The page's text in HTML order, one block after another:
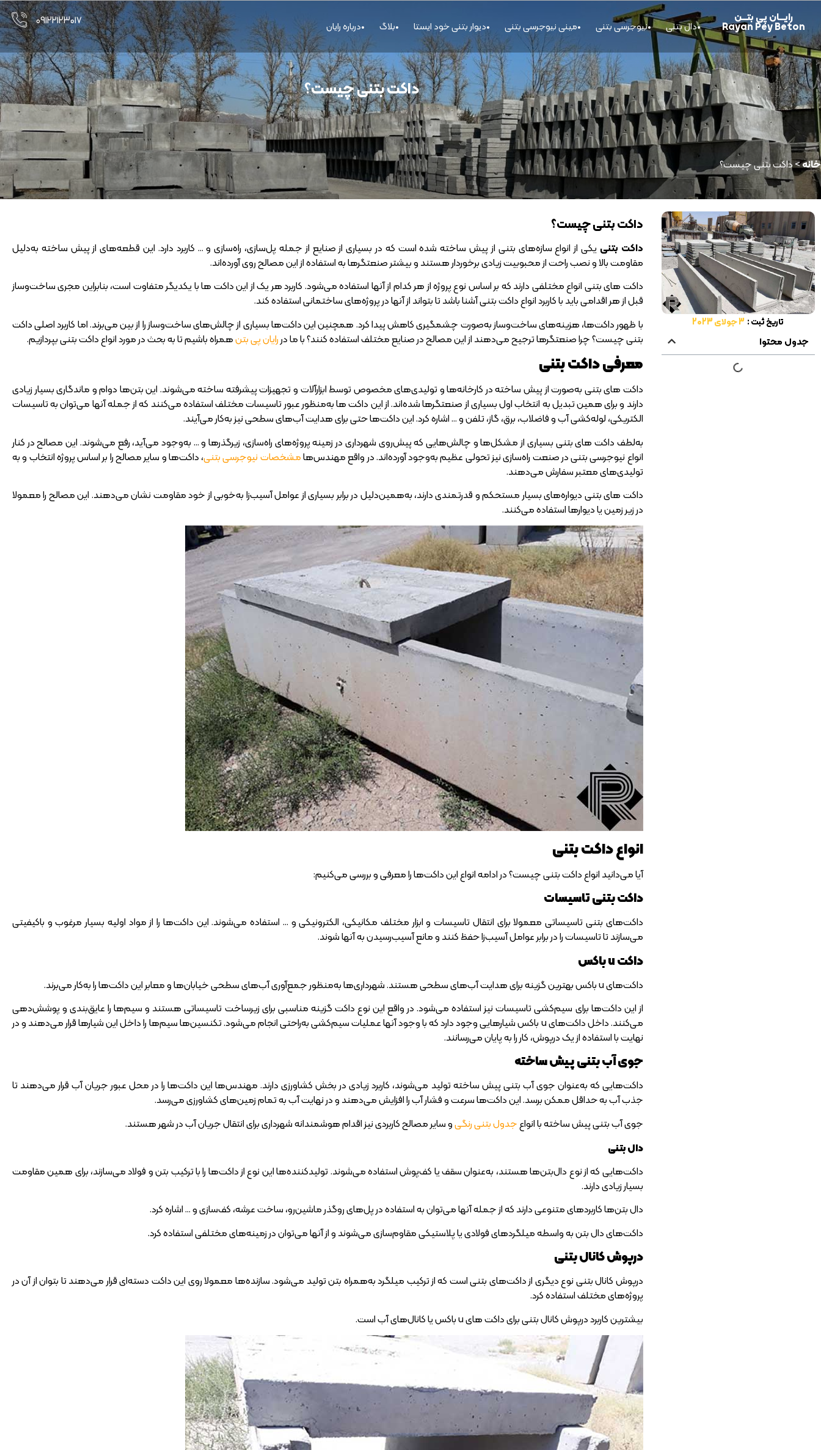
رایــــان پی بتــــن
Rayan Pey Beton دال بتنی نیوجرسی بتنی مینی نیوجرسی بتنی دیوار بتنی خود ایستا بلاگ درباره رایان ۰۹۱۲۲۱۲۳۰۱۷
داکت بتنی چیست؟
خانه>داکت بتنی چیست؟
تاریخ ثبت : 3 جولای 2023
جدول محتوا
داکت بتنی چیست؟
داکت بتنی یکی از انواع سازه‌های بتنی از پیش ساخته شده است که در بسیاری از صنایع از جمله پل‌سازی، راه‌سازی و … کاربرد دارد. این قطعه‌های از پیش ساخته به‌دلیل
مقاومت بالا و نصب راحت از محبوبیت زیادی برخوردار هستند و بیشتر صنعتگرها به استفاده از این مصالح روی آورده‌اند.
داکت های بتنی انواع مختلفی دارند که بر اساس نوع پروژه از هر کدام از آنها استفاده می‌شود. کاربرد هر یک از این داکت ها با یکدیگر متفاوت است، بنابراین مجری ساخت‌و‌ساز
قبل از هر اقدامی باید با کاربرد انواع داکت بتنی آشنا باشد تا بتواند از آنها در پروژه‌های ساختمانی استفاده کند.
با ظهور داکت‌ها، هزینه‌های ساخت‌و‌ساز به‌صورت چشمگیری کاهش پیدا کرد. همچنین این داکت‌ها بسیاری از چالش‌های ساخت‌و‌ساز را از بین می‌برند. اما کاربرد اصلی داکت
بتنی چیست؟ چرا صنعتگرها ترجیح می‌دهند از این مصالح در صنایع مختلف استفاده کنند؟ با ما دررایان پی بتنهمراه باشیم تا به بحث در مورد انواع داکت بتنی بپردازیم.
معرفی داکت بتنی
داکت های بتنی به‌صورت از پیش ساخته در کارخانه‌ها و تولیدی‌های مخصوص توسط ابزارآلات و تجهیزات پیشرفته ساخته می‌شوند. این بتن‌ها دوام و ماندگاری بسیار زیادی
دارند و برای همین تبدیل به انتخاب اول بسیاری از صنعتگرها شده‌اند. از این داکت ها به‌منظور عبور تاسیسات مختلف استفاده می‌کنند که از جمله آنها می‌توان به تاسیسات
الکتریکی، لوله‌کشی آب و فاضلاب، برق، گاز، تلفن و … اشاره کرد. این داکت‌ها حتی برای هدایت آب‌های سطحی نیز به‌کار می‌آیند.
به‌لطف داکت های بتنی بسیاری از مشکل‌ها و چالش‌هایی که پیش‌روی شهرداری در زمینه پروژه‌های راه‌سازی، زیرگذرها و … به‌وجود می‌آید، رفع می‌شوند. این مصالح در کنار
انواع نیوجرسی بتنی در صنعت راه‌سازی نیز تحولی عظیم به‌وجود آورده‌اند. در واقع مهندس‌هامشخصات نیوجرسی بتنی، داکت‌ها و سایر مصالح را بر اساس پروژه انتخاب و به
تولیدی‌های معتبر سفارش می‌دهند.
داکت های بتنی دیواره‌های بسیار مستحکم و قدرتمندی دارند، به‌همین‌دلیل در برابر بسیاری از عوامل آسیب‌زا به‌خوبی از خود مقاومت نشان می‌دهند. این مصالح را معمولا
در زیر زمین یا دیوارها استفاده می‌کنند.
انواع داکت بتنی
آیا می‌دانید انواع داکت بتنی چیست؟ در ادامه انواع این داکت‌ها را معرفی و بررسی می‌کنیم:
داکت بتنی تاسیسات
داکت‌های بتنی تاسیساتی معمولا برای انتقال تاسیسات و ابزار مختلف مکانیکی، الکترونیکی و … استفاده می‌شوند. این داکت‌ها را از مواد اولیه بسیار مرغوب و باکیفیتی
می‌سازند تا تاسیسات را در برابر عوامل آسیب‌زا حفظ کنند و مانع آسیب‌رسیدن به آنها شوند.
داکت u باکس
داکت‌های u باکس بهترین گزینه برای هدایت آب‌های سطحی هستند. شهرداری‌ها به‌منظور جمع‌آوری آب‌های سطحی خیابان‌ها و معابر این داکت‌ها را به‌کار می‌برند.
از این داکت‌ها برای سیم‌کشی تاسیسات نیز استفاده می‌شود. در واقع این نوع داکت گزینه مناسبی برای زیرساخت تاسیساتی هستند و سیم‌ها را عایق‌بندی و پوشش‌دهی
می‌کنند. داخل داکت‌های u باکس شیارهایی وجود دارد که با وجود آنها عملیات سیم‌کشی به‌راحتی انجام می‌شود. تکنسین‌ها سیم‌ها را داخل این شیارها قرار می‌دهند و در
نهایت با استفاده از یک درپوش، کار را به پایان می‌رسانند.
جوی آب بتنی پیش ساخته
داکت‌هایی که به‌عنوان جوی آب بتنی پیش ساخته تولید می‌شوند، کاربرد زیادی در بخش کشاورزی دارند. مهندس‌ها این داکت‌ها را در محل عبور جریان آب قرار می‌دهند تا
جذب آب به حداقل ممکن برسد. این داکت‌ها سرعت و فشار آب را افزایش می‌دهند و در نهایت آب به تمام زمین‌های کشاورزی می‌رسد.
جوی آب بتنی پیش ساخته باانواعجدول بتنی رنگیو سایر مصالح کاربردی نیز اقدام هوشمندانه شهرداری برای انتقال جریان آب در شهر هستند.
دال بتنی
داکت‌هایی که از نوع دال‌بتن‌ها هستند، به‌عنوان سقف یا کف‌پوش استفاده می‌شوند. تولیدکننده‌ها این نوع از داکت‌ها را با ترکیب بتن و فولاد می‌سازند، برای همین مقاومت
بسیار زیادی دارند.
دال بتن‌ها کاربردهای متنوعی دارند که از جمله آنها می‌توان به استفاده در پل‌های روگذر ماشین‌رو، ساخت عرشه، کف‌سازی و … اشاره کرد.
داکت‌های دال بتن به‌ واسطه میلگردهای فولادی یا پلاستیکی مقاوم‌سازی می‌شوند و از آنها می‌توان در زمینه‌های مختلفی استفاده کرد.
درپوش کانال بتنی
درپوش کانال بتنی نوع دیگری از داکت‌های بتنی است که از ترکیب میلگرد به‌همراه بتن تولید می‌شود. سازنده‌ها معمولا روی این داکت دسته‌ای قرار می‌دهند تا بتوان از آن در
پروژه‌های مختلف استفاده کرد.
بیشترین کاربرد درپوش کانال بتنی برای داکت های u باکس یا کانال‌های آب است.